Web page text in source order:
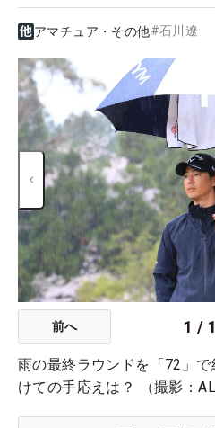
アマチュア・その他#石川遼
前へ 1 / 1
雨の最終ラウンドを「72」
けての手応えは？ （撮影：